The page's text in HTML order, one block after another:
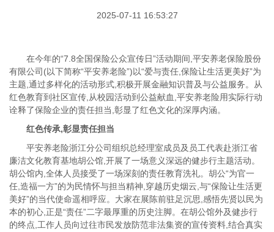
2025-07-11 16:53:27
在今年的“7.8全国保险公众宣传日”活动期间,平安养老保险股份
有限公司(以下简称“平安养老险”)以“爱与责任,保险让生活更美好”为
主题,通过多样化的活动形式,积极开展金融知识普及与公益服务。从
红色教育到社区宣传,从校园活动到公益献血,平安养老险用实际行动
诠释了保险企业的责任担当,彰显了红色文化的深厚内涵。
红色传承,彰显责任担当
平安养老险浙江分公司组织总经理室成员及员工代表赴浙江省
廉洁文化教育基地胡公馆,开展了一场意义深远的健步行主题活动。
胡公馆内,全体人员接受了一场深刻的责任教育洗礼。胡公“为官一
任,造福一方”的为民情怀与担当精神,穿越历史烟云,与“保险让生活更
美好”的当代使命遥相呼应。大家在展陈前驻足沉思,感悟先贤以民为
本的初心,正是“责任”二字最厚重的历史注脚。在胡公馆外及健步行
的终点,工作人员向过往市民发放防范非法集资的宣传资料,结合真实